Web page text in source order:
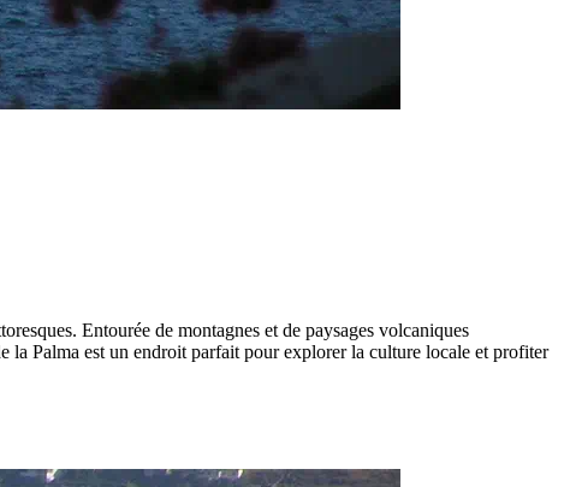
Entourée de montagnes et de paysages volcaniques
la Palma est un endroit parfait pour explorer la culture locale et profiter